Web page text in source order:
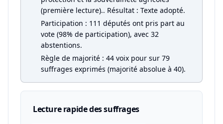
(première lecture).. Résultat : Texte adopté.
Participation : 111 députés ont pris part au
vote (98% de participation), avec 32
abstentions.
Règle de majorité : 44 voix pour sur 79
suffrages exprimés (majorité absolue à 40).
Lecture rapide des suffrages